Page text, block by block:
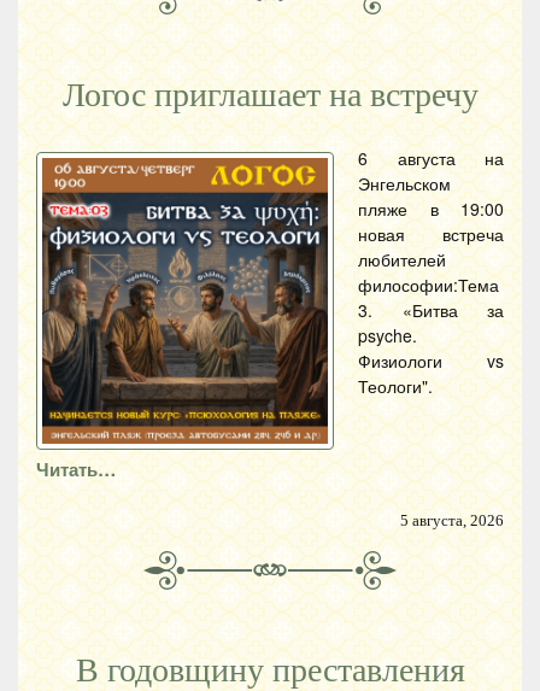
Логос приглашает на встречу
6 августа на
Энгельском
пляже в 19:00
новая встреча
любителей
философии:Тема
3. «Битва за
psyche.
Физиологи vs
Теологи".
Читать…
5 августа, 2026
В годовщину преставления